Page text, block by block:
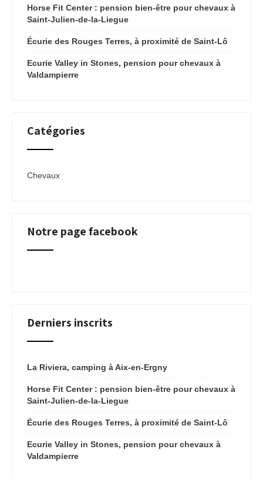
Horse Fit Center : pension bien-être pour chevaux à
Saint-Julien-de-la-Liegue
Écurie des Rouges Terres, à proximité de Saint-Lô
Ecurie Valley in Stones, pension pour chevaux à
Valdampierre
Catégories
Chevaux
Notre page facebook
Derniers inscrits
La Riviera, camping à Aix-en-Ergny
Horse Fit Center : pension bien-être pour chevaux à
Saint-Julien-de-la-Liegue
Écurie des Rouges Terres, à proximité de Saint-Lô
Ecurie Valley in Stones, pension pour chevaux à
Valdampierre